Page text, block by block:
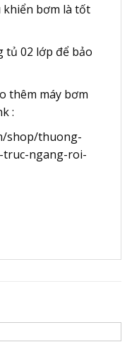
khiển bơm là tốt
tủ 02 lớp để bảo
thêm máy bơm
:
shop/thuong-
truc-ngang-roi-